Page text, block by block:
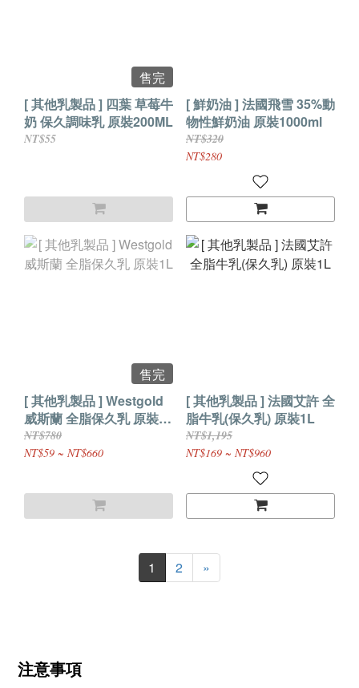
售完
[ 其他乳製品 ] 四葉 草莓牛
奶 保久調味乳 原裝200ML
NT$55
[ 鮮奶油 ] 法國飛雪 35%動
物性鮮奶油 原裝1000ml
NT$320
NT$280
售完
[ 其他乳製品 ] Westgold
威斯蘭 全脂保久乳 原裝
1L
NT$780
NT$59 ~ NT$660
[ 其他乳製品 ] 法國艾許 全
脂牛乳(保久乳) 原裝1L
NT$1,195
NT$169 ~ NT$960
1 2 »
注意事項